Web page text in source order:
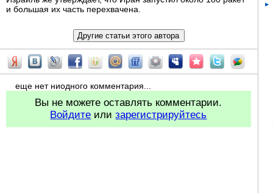
и большая их часть перехвачена.
еще нет ниодного комментария...
Вы не можете оставлять комментарии.
Войдите илизарегистрируйтесь